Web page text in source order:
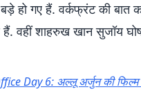
हो गए हैं. वर्कफ्रंट की बात
हैं. वहीं शाहरुख खान सुजॉय
Day 6: अल्लू अर्जुन की फिल्म